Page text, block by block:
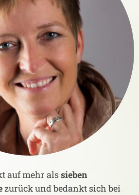
auf mehr alssieben
zurück und bedankt sich bei